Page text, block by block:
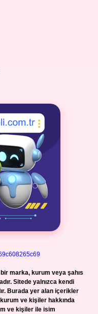
marka, kurum veya şahıs
Sitede yalnızca kendi
Burada yer alan içerikler
ve kişiler hakkında
ve kişiler ile isim